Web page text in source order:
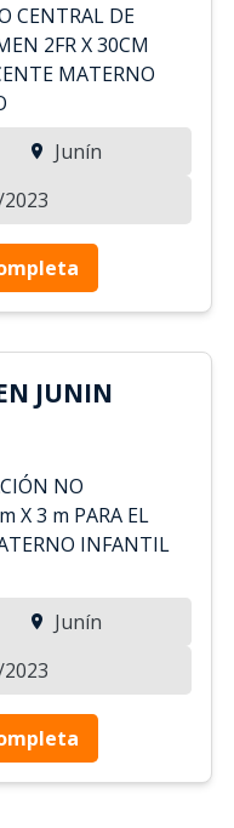
CENTRAL DE
2FR X 30CM
MATERNO
Junín
JUNIN
NO
X 3 m PARA EL
INFANTIL
Junín